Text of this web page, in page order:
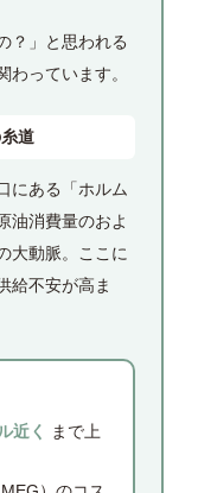
？」と思われる
っています。
道
にある「ホルム
油消費量のおよ
大動脈。ここに
給不安が高ま
近く
まで上